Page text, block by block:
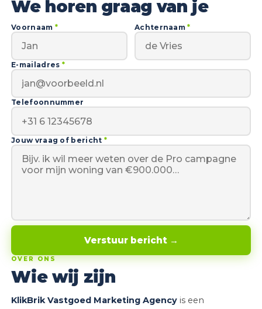
We horen graag van je
Voornaam * Achternaam*
E-mailadres *
Telefoonnummer
Jouw vraag of bericht *
Verstuur bericht →
OVER ONS
Wie wij zijn
KlikBrik Vastgoed Marketing Agency is een